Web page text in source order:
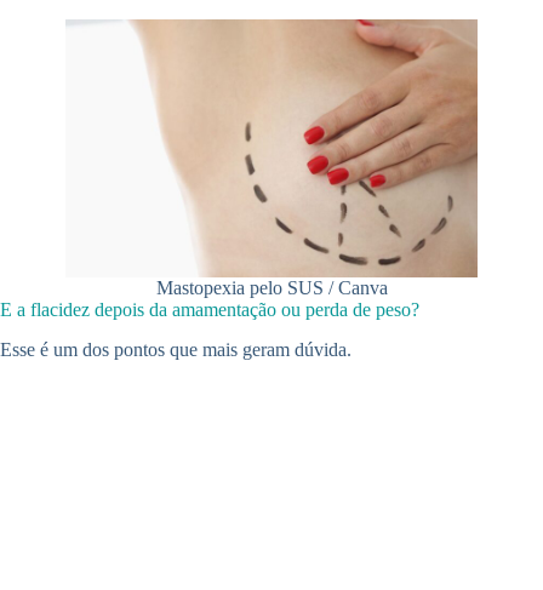
Mastopexia pelo SUS / Canva
E a flacidez depois da amamentação ou perda de peso?
Esse é um dos pontos que mais geram dúvida.